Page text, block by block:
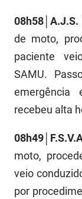
SUDEMA
SUPLAN
UEPB
08h58│A.J.S.
de moto,
paciente
SAMU.
emergência
recebeu alta
moto,
veio
por